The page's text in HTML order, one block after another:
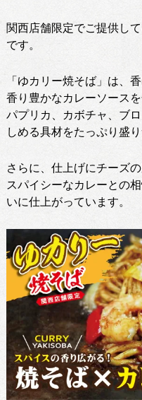
関西店舗限定でご提供し
です。
「ゆカリー焼そば」は、
香り豊かなカレーソース
パプリカ、カボチャ、ブ
しめる具材をたっぷり盛
さらに、仕上げにチーズ
スパイシーなカレーとの
いに仕上がっています。